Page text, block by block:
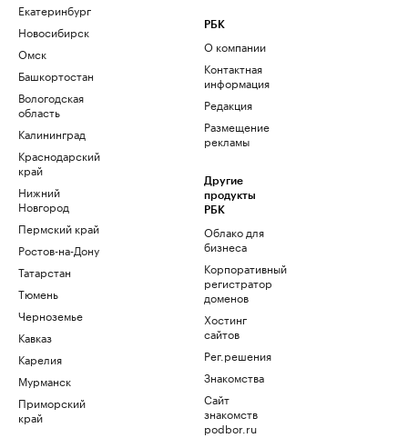
Екатеринбург
Новосибирск
Омск
Башкортостан
Вологодская
область
Калининград
Краснодарский
край
Нижний
Новгород
Пермский край
Ростов-на-Дону
Татарстан
Тюмень
Черноземье
Кавказ
Карелия
Мурманск
Приморский
край
РБК
О компании
Контактная
информация
Редакция
Размещение
рекламы
Другие
продукты
РБК
Облако для
бизнеса
Корпоративный
регистратор
доменов
Хостинг
сайтов
Рег.решения
Знакомства
Сайт
знакомств
podbor.ru